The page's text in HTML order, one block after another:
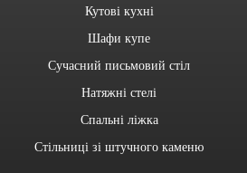
Кутові кухні
Шафи купе
Сучасний письмовий стіл
Натяжні стелі
Спальні ліжка
Стільниці зі штучного каменю